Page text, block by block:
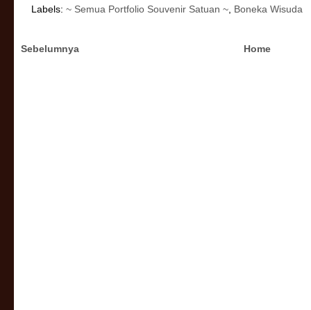
Labels: ~ Semua Portfolio Souvenir Satuan ~ Boneka Wisuda
Sebelumnya Home